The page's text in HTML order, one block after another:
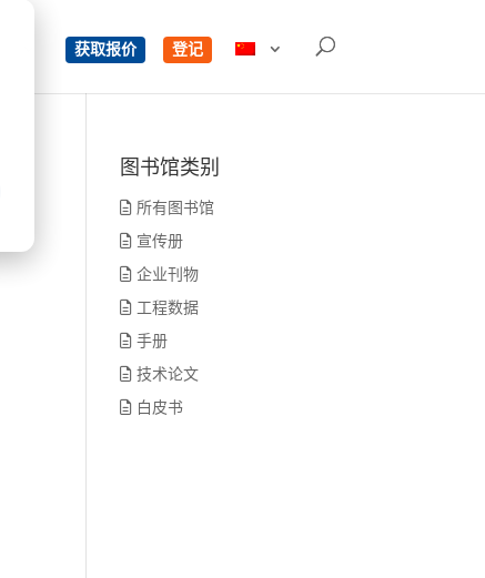
获取报价 登记
图书馆类别
所有图书馆
宣传册
企业刊物
工程数据
手册
技术论文
白皮书